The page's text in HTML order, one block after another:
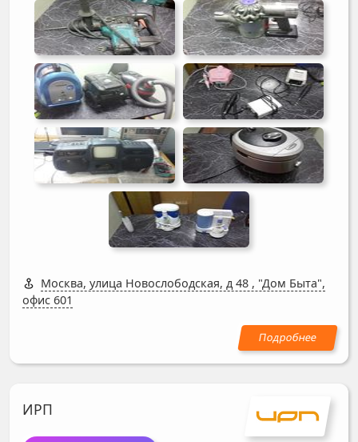
Москва, улица Новослободская, д 48 , "Дом Быта",
офис 601
ИРП